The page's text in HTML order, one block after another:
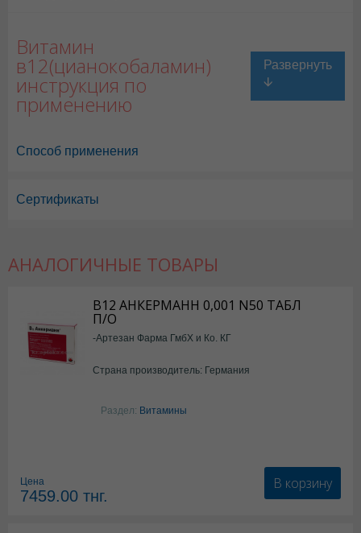
Витамин
в12(цианокобаламин)
инструкция по
применению
Способ применения
Сертификаты
АНАЛОГИЧНЫЕ ТОВАРЫ
В12 АНКЕРМАНН 0,001 N50 ТАБЛ
П/О
-Артезан Фарма ГмбХ и Ко. КГ
Страна производитель: Германия
Раздел: Витамины
Цена
7459.00 тнг.
В корзину